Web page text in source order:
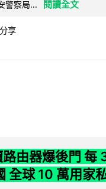
警察局...
閱讀全文
分享
由器爆後門 每
全球 10 萬用家